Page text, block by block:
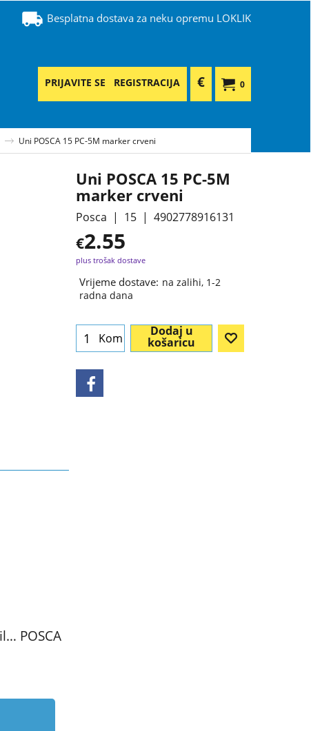
Besplatna dostava za neku opremu LOKLIK
0
€
PRIJAVITE SE REGISTRACIJA
Uni POSCA 15 PC-5M marker crveni
Uni POSCA 15 PC-5M
marker crveni
Posca 15 4902778916131
€2.55
plus trošak dostave
Vrijeme dostave: na zalihi, 1-2
radna dana
Kom Dodaj u
košaricu
POSCA